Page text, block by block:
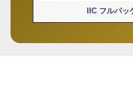
IIC フルパ